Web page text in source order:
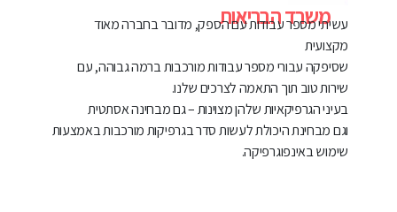
משרד הבריאות
עשיתי מספר עבודות עם הספק, מדובר בחברה מאוד
מקצועית
שסיפקה עבורי מספר עבודות מורכבות ברמה גבוהה, עם
שירות טוב תוך התאמה לצרכים שלנו.
בעיני הגרפיקאיות שלהן מצוינות – גם מבחינה אסתטית
וגם מבחינת היכולת לעשות סדר בגרפיקות מורכבות באמצעות
שימוש באינפוגרפיקה.